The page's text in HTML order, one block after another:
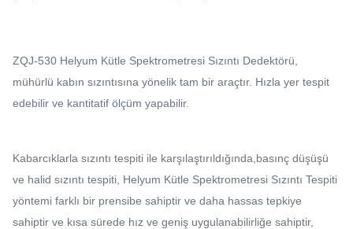
ZQJ-530 Helyum Kütle Spektrometresi Sızıntı Dedektörü,
mühürlü kabın sızıntısına yönelik tam bir araçtır. Hızla yer tespit
edebilir ve kantitatif ölçüm yapabilir.
Kabarcıklarla sızıntı tespiti ile karşılaştırıldığında basınç düşüşü
ve halid sızıntı tespiti, Helyum Kütle Spektrometresi Sızıntı Tespiti
yöntemi farklı bir prensibe sahiptir ve daha hassas tepkiye
sahiptir ve kısa sürede hız ve geniş uygulanabilirliğe sahiptir,